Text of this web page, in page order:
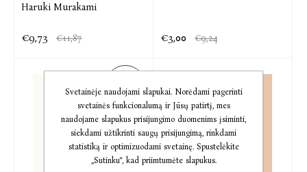
Haruki Murakami
€9,73 €11,87 €3,00 €9,24
LYMAS
Svetainėje naudojami slapukai. Norėdami pagerinti
svetainės funkcionalumą ir Jūsų patirtį, mes
naudojame slapukus prisijungimo duomenims įsiminti,
siekdami užtikrinti saugų prisijungimą, rinkdami
statistiką ir optimizuodami svetainę. Spustelėkite
„Sutinku“, kad priimtumėte slapukus.